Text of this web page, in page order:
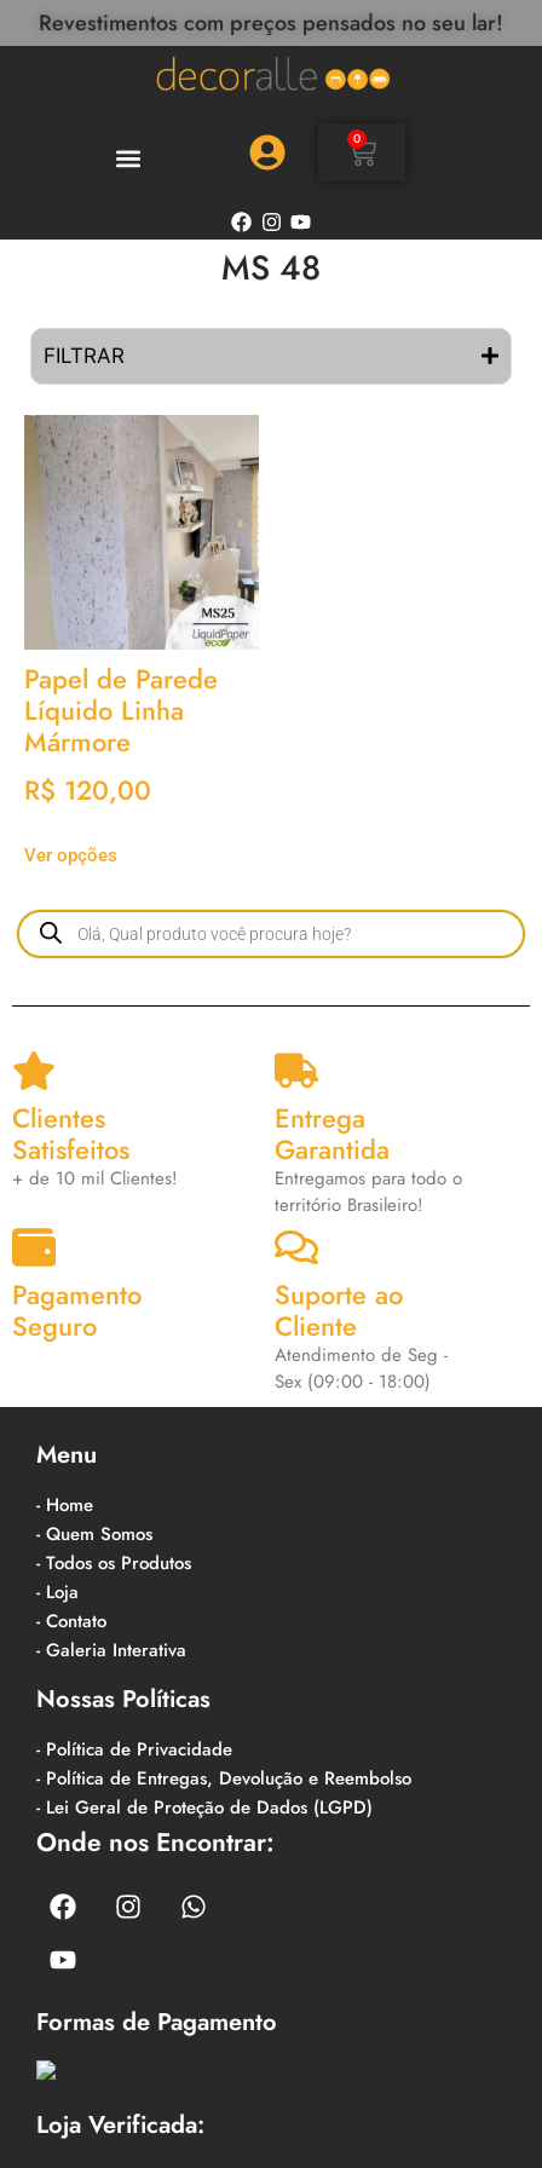
Revestimentos com preços pensados no seu lar!
0
MS 48
FILTRAR
Papel de Parede
Líquido Linha
Mármore
R$ 120,00
Ver opções
Clientes
Satisfeitos
+ de 10 mil Clientes!
Entrega
Garantida
Entregamos para todo o
território Brasileiro!
Pagamento
Seguro
Suporte ao
Cliente
Atendimento de Seg -
Sex (09:00 - 18:00)
Menu
- Home
- Quem Somos
- Todos os Produtos
- Loja
- Contato
- Galeria Interativa
Nossas Políticas
- Política de Privacidade
- Política de Entregas, Devolução e Reembolso
- Lei Geral de Proteção de Dados (LGPD)
Onde nos Encontrar:
Formas de Pagamento
Loja Verificada: